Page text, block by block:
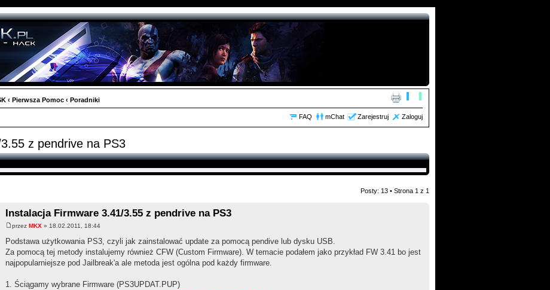
‹ Pierwsza Pomoc ‹ Poradniki
FAQ mChat Zarejestruj Zaloguj
z pendrive na PS3
Posty: 13 • Strona 1 z 1
Instalacja Firmware 3.41/3.55 z pendrive na PS3
przez MKX» 18.02.2011, 18:44
Podstawa użytkowania PS3, czyli jak zainstalować update za pomocą pendive lub dysku USB.
Za pomocą tej metody instalujemy również CFW (Custom Firmware). W temacie podałem jako przykład FW 3.41 bo jest
najpopularniejsze pod Jailbreak'a ale metoda jest ogólna pod każdy firmware.
1. Ściągamy wybrane Firmware (PS3UPDAT.PUP)